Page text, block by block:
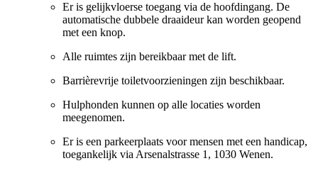
Er is gelijkvloerse toegang via de hoofdingang. De
automatische dubbele draaideur kan worden geopend
met een knop.
Alle ruimtes zijn bereikbaar met de lift.
Barrièrevrije toiletvoorzieningen zijn beschikbaar.
Hulphonden kunnen op alle locaties worden
meegenomen.
Er is een parkeerplaats voor mensen met een handicap,
toegankelijk via Arsenalstrasse 1, 1030 Wenen.